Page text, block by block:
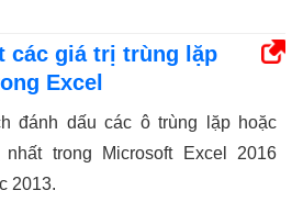
các giá trị trùng lặp
Excel
đánh dấu các ô trùng lặp hoặc
nhất trong Microsoft Excel 2016
2013.